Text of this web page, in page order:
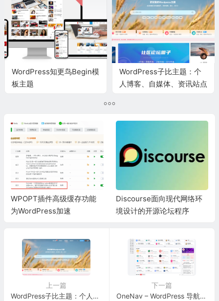
WordPress知更鸟Begin模
板主题
WordPress子比主题：个
人博客、自媒体、资讯站点
WPOPT插件高级缓存功能
为WordPress加速
Discourse面向现代网络环
境设计的开源论坛程序
上一篇
WordPress子比主题：个人博客、自媒体、资讯站点和社区型网站付费主题
下一篇
OneNav – WordPress 导航主题，集网址、资源、资讯的导航主题 – 一为主题